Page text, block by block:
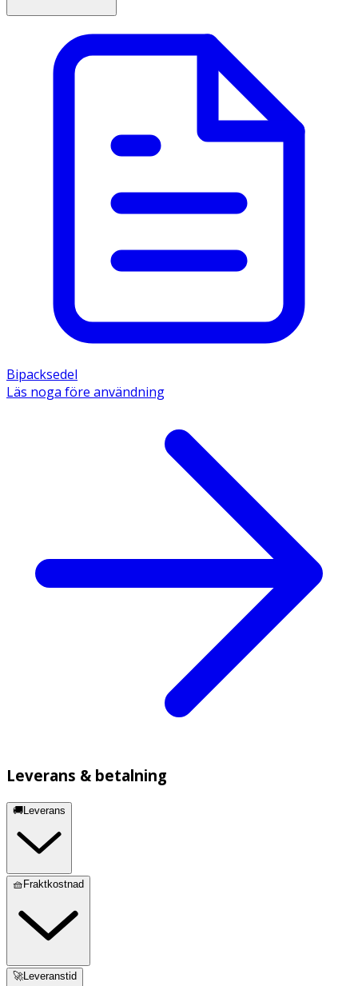
Bipacksedel
Läs noga före användning
Leverans & betalning
🚚Leverans
🧺Fraktkostnad
🚀Leveranstid